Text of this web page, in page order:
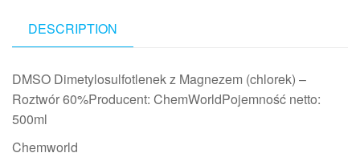
DESCRIPTION
DMSO Dimetylosulfotlenek z Magnezem (chlorek) –
Roztwór 60%Producent: ChemWorldPojemność netto:
500ml
Chemworld